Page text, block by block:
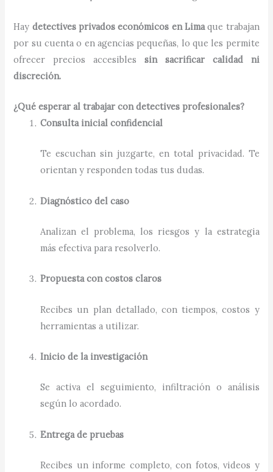
Hay detectives privados económicos en Limaque trabajan
por su cuenta o en agencias pequeñas, lo que les permite
ofrecer precios accesibles sin sacrificar calidad ni
discreción.
¿Qué esperar al trabajar con detectives profesionales?
Consulta inicial confidencial
Te escuchan sin juzgarte, en total privacidad. Te
orientan y responden todas tus dudas.
Diagnóstico del caso
Analizan el problema, los riesgos y la estrategia
más efectiva para resolverlo.
Propuesta con costos claros
Recibes un plan detallado, con tiempos, costos y
herramientas a utilizar.
Inicio de la investigación
Se activa el seguimiento, infiltración o análisis
según lo acordado.
Entrega de pruebas
Recibes un informe completo, con fotos, videos y